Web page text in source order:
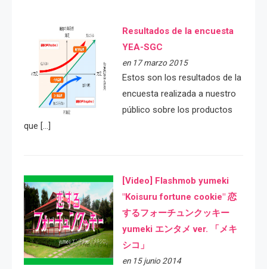
Resultados de la encuesta
YEA-SGC
en 17 marzo 2015
Estos son los resultados de la
encuesta realizada a nuestro
público sobre los productos
que […]
[Video] Flashmob yumeki
"Koisuru fortune cookie" 恋
するフォーチュンクッキー
yumeki エンタメ ver. 「メキ
シコ」
en 15 junio 2014